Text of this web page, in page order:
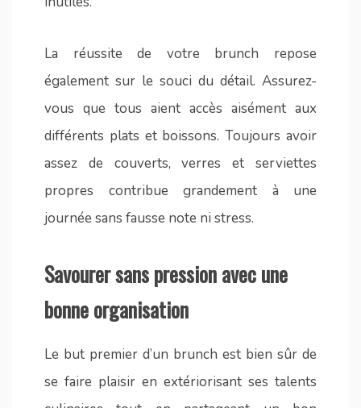
La réussite de votre brunch repose
également sur le souci du détail. Assurez-
vous que tous aient accès aisément aux
différents plats et boissons. Toujours avoir
assez de couverts, verres et serviettes
propres contribue grandement à une
journée sans fausse note ni stress.
Savourer sans pression avec une
bonne organisation
Le but premier d’un brunch est bien sûr de
se faire plaisir en extériorisant ses talents